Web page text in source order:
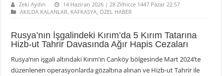
Zeki Aydın
14 Haziran 2026 | 28 Zilhicce 1447 Pazar 22:57
AKILDA KALANLAR, KAFKASYA,ÖZEL HABER
Rusya’nın İşgalindeki Kırım’da 5 Kırım Tatarına
Hizb-ut Tahrir Davasında Ağır Hapis Cezaları
Rusya’nın işgali altındaki Kırım’ın Canköy bölgesinde Mart 2024’te
düzenlenen operasyonlarda gözaltına alınan ve Hizb-ut Tahrir ile